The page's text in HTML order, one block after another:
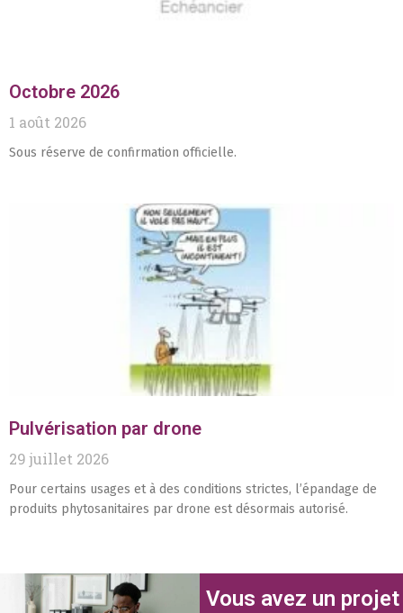
Octobre 2026
1 août 2026
Sous réserve de confirmation officielle.
Pulvérisation par drone
29 juillet 2026
Pour certains usages et à des conditions strictes, l’épandage de
produits phytosanitaires par drone est désormais autorisé.
Vous avez un projet